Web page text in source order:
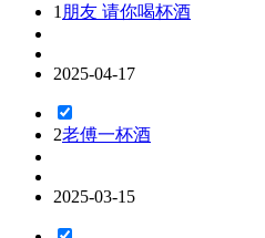
1 朋友 请你喝杯酒
2025-04-17
2老傅一杯酒
2025-03-15